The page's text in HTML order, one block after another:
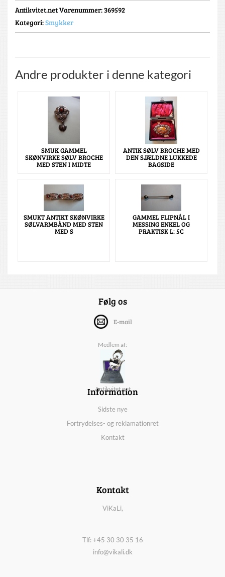
Antikvitet.net Varenummer: 369592
Kategori:Smykker
Andre produkter i denne kategori
SMUK GAMMEL
SKØNVIRKE SØLV BROCHE
MED STEN I MIDTE
ANTIK SØLV BROCHE MED
DEN SJÆLDNE LUKKEDE
BAGSIDE
SMUKT ANTIKT SKØNVIRKE
SØLVARMBÅND MED STEN
MED S
GAMMEL FLIPNÅL I
MESSING ENKEL OG
PRAKTISK L: 5C
Følg os
E-mail
Medlem af:
Antikvitet.net
Information
Sidste nye
Fortrydelses- og reklamationret
Kontakt
Kontakt
ViKaLi,
Tlf: +45 30 30 35 16
info@vikali.dk